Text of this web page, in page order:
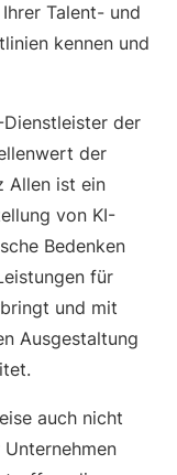
Talent- und
kennen und
der
der
Allen ist ein
von KI-
Bedenken
für
und mit
Ausgestaltung
auch nicht